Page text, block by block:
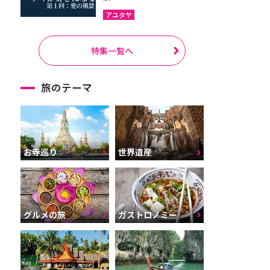
アユタヤ
特集一覧へ
旅のテーマ
お寺巡り 世界遺産
グルメの旅 ガストロノミー